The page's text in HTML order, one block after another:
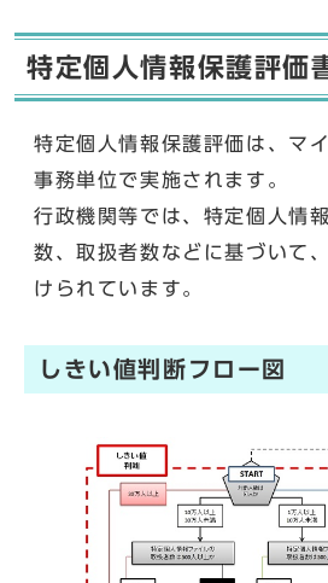
特定個人情報保護評価
特定個人情報保護評価は、マ
事務単位で実施されます。
行政機関等では、特定個人情
数、取扱者数などに基づいて
けられています。
しきい値判断フロー図